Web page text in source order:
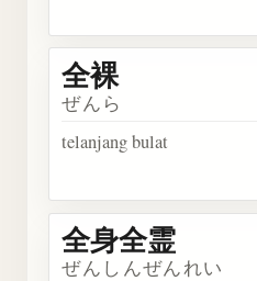
全裸
ぜんら
telanjang bulat
全身全霊
ぜんしんぜんれい